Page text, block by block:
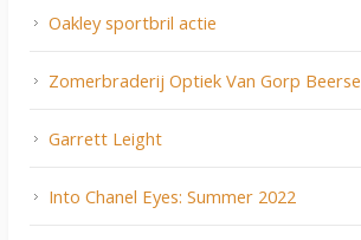
Oakley sportbril actie
Zomerbraderij Optiek Van Gorp Beerse
Garrett Leight
Into Chanel Eyes: Summer 2022